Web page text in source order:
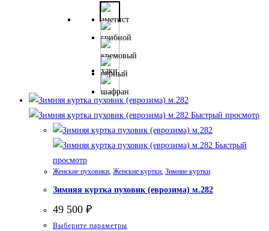
имеет
несколько
вариаций.
Опции
выбрать
на
странице
товара.
Быстрый просмотр
Быстрый
просмотр
Женские пуховики, Женские куртки, Зимние куртки
Зимняя куртка пуховик (еврозима) м.282
49 500 ₽
Выберите параметры